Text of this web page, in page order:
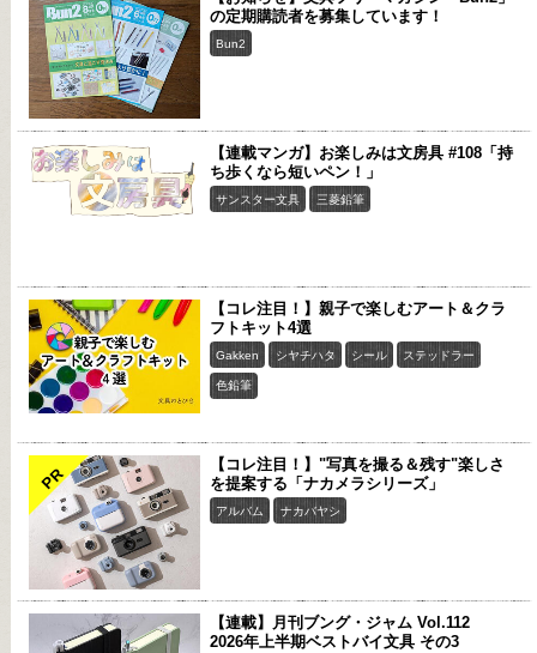
の定期購読者を募集しています！
Bun2
【連載マンガ】お楽しみは文房具 #108「持
ち歩くなら短いペン！」
サンスター文具 三菱鉛筆
【コレ注目！】親子で楽しむアート＆クラ
フトキット4選
Gakken シヤチハタ シール ステッドラー
色鉛筆
PR
【コレ注目！】"写真を撮る＆残す"楽しさ
を提案する「ナカメラシリーズ」
アルバム ナカバヤシ
【連載】月刊ブング・ジャム Vol.112
2026年上半期ベストバイ文具 その3